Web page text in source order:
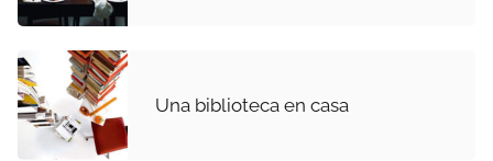
Una biblioteca en casa